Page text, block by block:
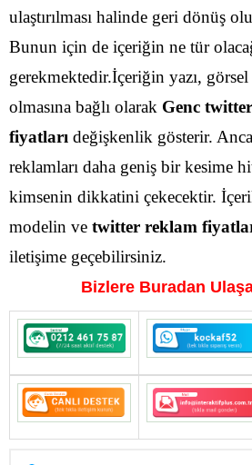
ulaştırılması halinde geri dönüş
Bunun için de içeriğin ne tür
gerekmektedir.İçeriğin yazı,
olmasına bağlı olarak Genc
fiyatları değişkenlik gösterir.
reklamları daha geniş bir kesime
kimsenin dikkatini çekecektir.
modelin ve twitter reklam
iletişime geçebilirsiniz.
Bizlere Buradan